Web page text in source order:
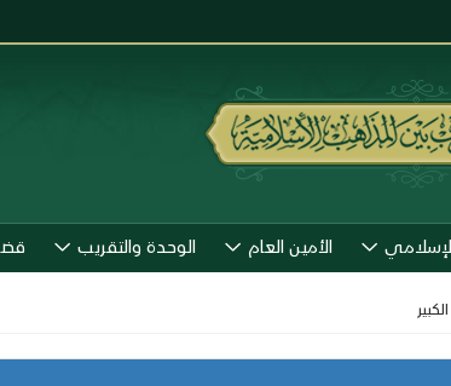
الأمين العام الوحدة والتقريب